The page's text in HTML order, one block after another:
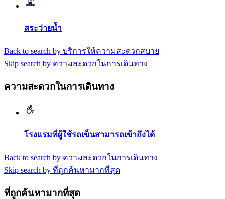
สระว่ายน้ำ
Back to search by บริการให้ความสะดวกสบาย
Skip search by ความสะดวกในการเดินทาง
ความสะดวกในการเดินทาง
โรงแรมที่ผู้ใช้รถเข็นสามารถเข้าถึงได้
Back to search by ความสะดวกในการเดินทาง
Skip search by ที่ถูกค้นหามากที่สุด
ที่ถูกค้นหามากที่สุด